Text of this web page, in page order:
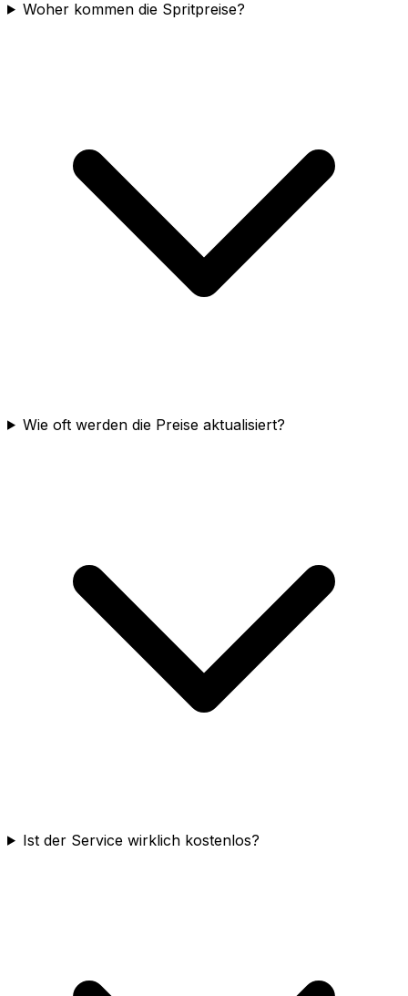
Woher kommen die Spritpreise?
Wie oft werden die Preise aktualisiert?
Ist der Service wirklich kostenlos?